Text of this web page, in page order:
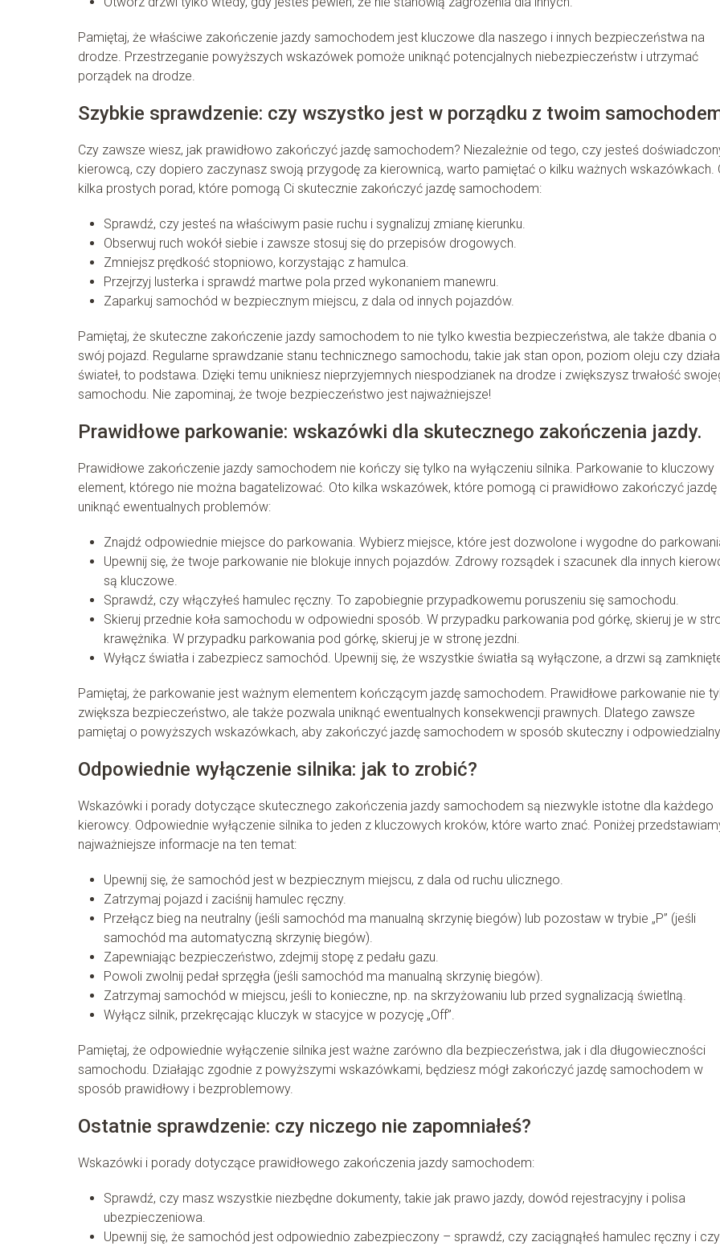
Pamiętaj, że właściwe zakończenie jazdy samochodem jest kluczowe dla naszego i innych bezpieczeństwa na
drodze. Przestrzeganie powyższych wskazówek pomoże uniknąć potencjalnych niebezpieczeństw i utrzymać
porządek na drodze.
Szybkie sprawdzenie: czy wszystko jest w porządku z twoim
Czy zawsze wiesz, jak prawidłowo zakończyć jazdę samochodem? Niezależnie od tego, czy jesteś
kierowcą, czy dopiero zaczynasz swoją przygodę za kierownicą, warto pamiętać o kilku ważnych wskazówkach.
kilka prostych porad, które pomogą Ci skutecznie zakończyć jazdę samochodem:
Sprawdź, czy jesteś na właściwym pasie ruchu i sygnalizuj zmianę kierunku.
Obserwuj ruch wokół siebie i zawsze stosuj się do przepisów drogowych.
Zmniejsz prędkość stopniowo, korzystając z hamulca.
Przejrzyj lusterka i sprawdź martwe pola przed wykonaniem manewru.
Zaparkuj samochód w bezpiecznym miejscu, z dala od innych pojazdów.
Pamiętaj, że skuteczne zakończenie jazdy samochodem to nie tylko kwestia bezpieczeństwa, ale także dbania o
swój pojazd. Regularne sprawdzanie stanu technicznego samochodu, takie jak stan opon, poziom oleju czy
świateł, to podstawa. Dzięki temu unikniesz nieprzyjemnych niespodzianek na drodze i zwiększysz trwałość
samochodu. Nie zapominaj, że twoje bezpieczeństwo jest najważniejsze!
Prawidłowe parkowanie: wskazówki dla skutecznego zakończenia jazdy.
Prawidłowe zakończenie jazdy samochodem nie kończy się tylko na wyłączeniu silnika. Parkowanie to kluczowy
element, którego nie można bagatelizować. Oto kilka wskazówek, które pomogą ci prawidłowo zakończyć jazdę
uniknąć ewentualnych problemów:
Znajdź odpowiednie miejsce do parkowania. Wybierz miejsce, które jest dozwolone i wygodne do
Upewnij się, że twoje parkowanie nie blokuje innych pojazdów. Zdrowy rozsądek i szacunek dla innych
są kluczowe.
Sprawdź, czy włączyłeś hamulec ręczny. To zapobiegnie przypadkowemu poruszeniu się samochodu.
Skieruj przednie koła samochodu w odpowiedni sposób. W przypadku parkowania pod górkę, skieruj je w
krawężnika. W przypadku parkowania pod górkę, skieruj je w stronę jezdni.
Wyłącz światła i zabezpiecz samochód. Upewnij się, że wszystkie światła są wyłączone, a drzwi są
Pamiętaj, że parkowanie jest ważnym elementem kończącym jazdę samochodem. Prawidłowe parkowanie nie
zwiększa bezpieczeństwo, ale także pozwala uniknąć ewentualnych konsekwencji prawnych. Dlatego zawsze
pamiętaj o powyższych wskazówkach, aby zakończyć jazdę samochodem w sposób skuteczny i odpowiedzialny.
Odpowiednie wyłączenie silnika: jak to zrobić?
Wskazówki i porady dotyczące skutecznego zakończenia jazdy samochodem są niezwykle istotne dla każdego
kierowcy. Odpowiednie wyłączenie silnika to jeden z kluczowych kroków, które warto znać. Poniżej
najważniejsze informacje na ten temat:
Upewnij się, że samochód jest w bezpiecznym miejscu, z dala od ruchu ulicznego.
Zatrzymaj pojazd i zaciśnij hamulec ręczny.
Przełącz bieg na neutralny (jeśli samochód ma manualną skrzynię biegów) lub pozostaw w trybie „P” (jeśli
samochód ma automatyczną skrzynię biegów).
Zapewniając bezpieczeństwo, zdejmij stopę z pedału gazu.
Powoli zwolnij pedał sprzęgła (jeśli samochód ma manualną skrzynię biegów).
Zatrzymaj samochód w miejscu, jeśli to konieczne, np. na skrzyżowaniu lub przed sygnalizacją świetlną.
Wyłącz silnik, przekręcając kluczyk w stacyjce w pozycję „Off”.
Pamiętaj, że odpowiednie wyłączenie silnika jest ważne zarówno dla bezpieczeństwa, jak i dla długowieczności
samochodu. Działając zgodnie z powyższymi wskazówkami, będziesz mógł zakończyć jazdę samochodem w
sposób prawidłowy i bezproblemowy.
Ostatnie sprawdzenie: czy niczego nie zapomniałeś?
Wskazówki i porady dotyczące prawidłowego zakończenia jazdy samochodem:
Sprawdź, czy masz wszystkie niezbędne dokumenty, takie jak prawo jazdy, dowód rejestracyjny i polisa
ubezpieczeniowa.
Upewnij się, że samochód jest odpowiednio zabezpieczony – sprawdź, czy zaciągnąłeś hamulec ręczny i czy